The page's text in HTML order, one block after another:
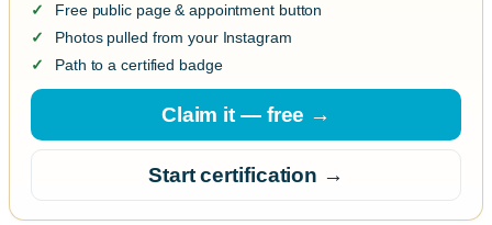
Free public page & appointment button
Photos pulled from your Instagram
Path to a certified badge
Claim it — free →
Start certification →